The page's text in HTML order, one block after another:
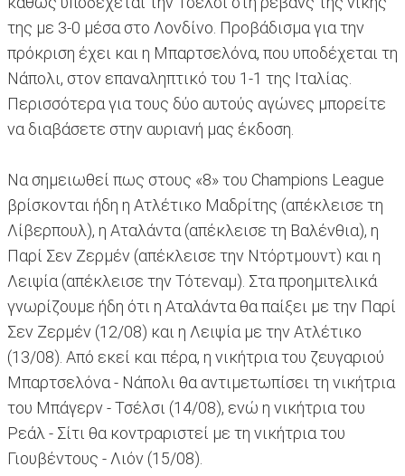
της με 3-0 μέσα στο Λονδίνο. Προβάδισμα για την
πρόκριση έχει και η Μπαρτσελόνα, που υποδέχεται τη
Νάπολι, στον επαναληπτικό του 1-1 της Ιταλίας.
Περισσότερα για τους δύο αυτούς αγώνες μπορείτε
να διαβάσετε στην αυριανή μας έκδοση.
Να σημειωθεί πως στους «8» του Champions League
βρίσκονται ήδη η Ατλέτικο Μαδρίτης (απέκλεισε τη
Λίβερπουλ), η Αταλάντα (απέκλεισε τη Βαλένθια), η
Παρί Σεν Ζερμέν (απέκλεισε την Ντόρτμουντ) και η
Λειψία (απέκλεισε την Τότεναμ). Στα προημιτελικά
γνωρίζουμε ήδη ότι η Αταλάντα θα παίξει με την Παρί
Σεν Ζερμέν (12/08) και η Λειψία με την Ατλέτικο
(13/08). Από εκεί και πέρα, η νικήτρια του ζευγαριού
Μπαρτσελόνα - Νάπολι θα αντιμετωπίσει τη νικήτρια
του Μπάγερν - Τσέλσι (14/08), ενώ η νικήτρια του
Ρεάλ - Σίτι θα κοντραριστεί με τη νικήτρια του
Γιουβέντους - Λιόν (15/08).